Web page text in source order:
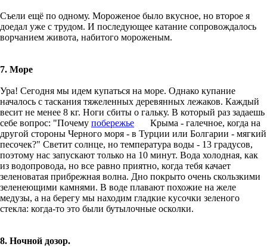
Съели ещё по одному. Мороженое было вкусное, но второе я
доедал уже с трудом. И последующее катание сопровождалось
ворчанием живота, набитого мороженым.
7. Море
Ура! Сегодня мы идем купаться на море. Однако купание
началось с таскания тяжеленных деревянных лежаков. Каждый
весит не менее 8 кг. Ноги сбиты о гальку. В который раз задаешь
себе вопрос: "Почему побережье
Крыма - галечное, когда на
другой стороны Черного моря - в Турции или Болгарии - мягкий
песочек?" Светит солнце, но температура воды - 13 градусов,
поэтому нас запускают только на 10 минут. Вода холодная, как
из водопровода, но все равно приятно, когда тебя качает
зеленоватая прибрежная волна. Дно покрыто очень скользкими
зеленеющими камнями. В воде плавают похожие на желе
медузы, а на берегу мы находим гладкие кусочки зеленого
стекла: когда-то это были бутылочные осколки.
8. Ночной дозор.